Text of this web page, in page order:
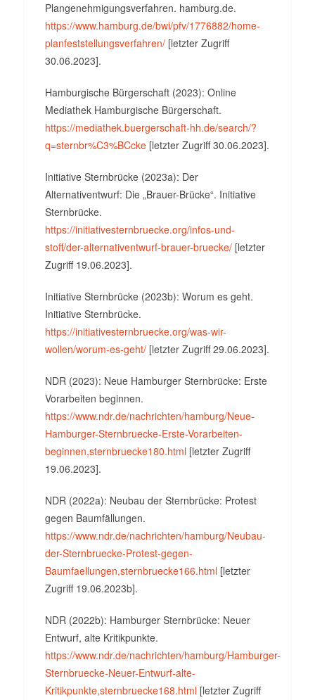
Plangenehmigungsverfahren. hamburg.de.
https://www.hamburg.de/bwi/pfv/1776882/home-
planfeststellungsverfahren/[letzter Zugriff
30.06.2023].
Hamburgische Bürgerschaft (2023): Online
Mediathek Hamburgische Bürgerschaft.
https://mediathek.buergerschaft-hh.de/search/?
q=sternbr%C3%BCcke[letzter Zugriff 30.06.2023].
Initiative Sternbrücke (2023a): Der
Alternativentwurf: Die „Brauer-Brücke“. Initiative
Sternbrücke.
https://initiativesternbruecke.org/infos-und-
stoff/der-alternativentwurf-brauer-bruecke/[letzter
Zugriff 19.06.2023].
Initiative Sternbrücke (2023b): Worum es geht.
Initiative Sternbrücke.
https://initiativesternbruecke.org/was-wir-
wollen/worum-es-geht/[letzter Zugriff 29.06.2023].
NDR (2023): Neue Hamburger Sternbrücke: Erste
Vorarbeiten beginnen.
https://www.ndr.de/nachrichten/hamburg/Neue-
Hamburger-Sternbruecke-Erste-Vorarbeiten-
beginnen,sternbruecke180.html[letzter Zugriff
19.06.2023].
NDR (2022a): Neubau der Sternbrücke: Protest
gegen Baumfällungen.
https://www.ndr.de/nachrichten/hamburg/Neubau-
der-Sternbruecke-Protest-gegen-
Baumfaellungen,sternbruecke166.html[letzter
Zugriff 19.06.2023b].
NDR (2022b): Hamburger Sternbrücke: Neuer
Entwurf, alte Kritikpunkte.
https://www.ndr.de/nachrichten/hamburg/Hamburger-
Sternbruecke-Neuer-Entwurf-alte-
Kritikpunkte,sternbruecke168.html[letzter Zugriff